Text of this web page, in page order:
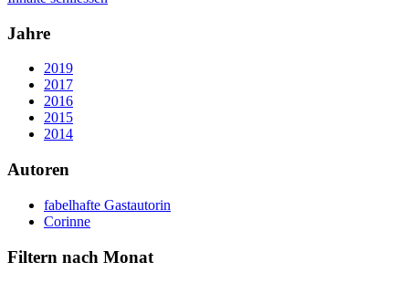
Jahre
2019
2017
2016
2015
2014
Autoren
fabelhafte Gastautorin
Corinne
Filtern nach Monat